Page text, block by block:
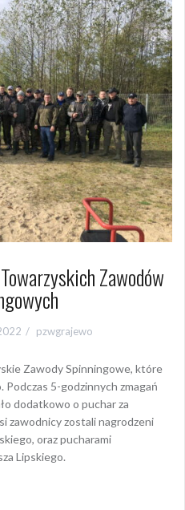
Zawodów
pzwgrajewo
Zawody Spinningowe, które
Podczas 5-godzinnych zmagań
dodatkowo o puchar za
zawodnicy zostali nagrodzeni
oraz pucharami
Lipskiego.